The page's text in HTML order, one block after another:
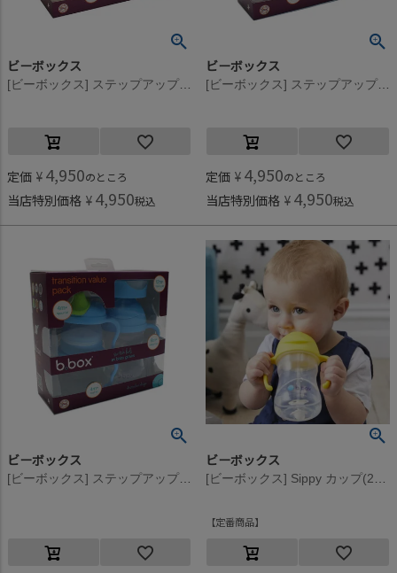
ビーボックス
[ビーボックス] ステップアップマグパック レモン
定価 ¥ 4,950のところ
当店特別価格 ¥ 4,950税込
ビーボックス
[ビーボックス] ステップアップマグパック ラズベリー
定価 ¥ 4,950のところ
当店特別価格 ¥ 4,950税込
ビーボックス
[ビーボックス] ステップアップマグパック ブルーベリー
ビーボックス
[ビーボックス] Sippy カップ(240ml) レモン
定番商品